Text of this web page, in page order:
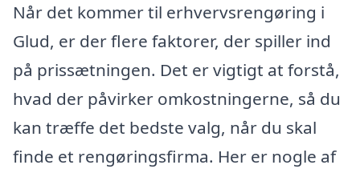
Når det kommer til erhvervsrengøring i
Glud, er der flere faktorer, der spiller ind
på prissætningen. Det er vigtigt at forstå,
hvad der påvirker omkostningerne, så du
kan træffe det bedste valg, når du skal
finde et rengøringsfirma. Her er nogle af